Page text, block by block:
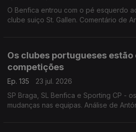
O Benfica entrou com o pé esquerdo
clube suiço St. Gallen. Comentário de
Os clubes portugueses estão
competições
Ep. 135
23 jul. 2026
SP Braga, SL Benfica e Sporting CP -
mudanças nas equipas. Análise de